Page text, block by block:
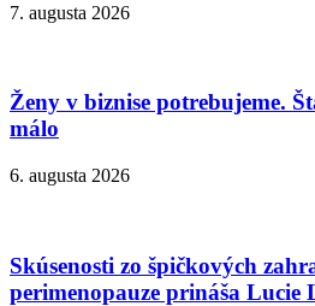
7. augusta 2026
Ženy v biznise potrebujeme.
málo
6. augusta 2026
Skúsenosti zo špičkových
perimenopauze prináša Lucie